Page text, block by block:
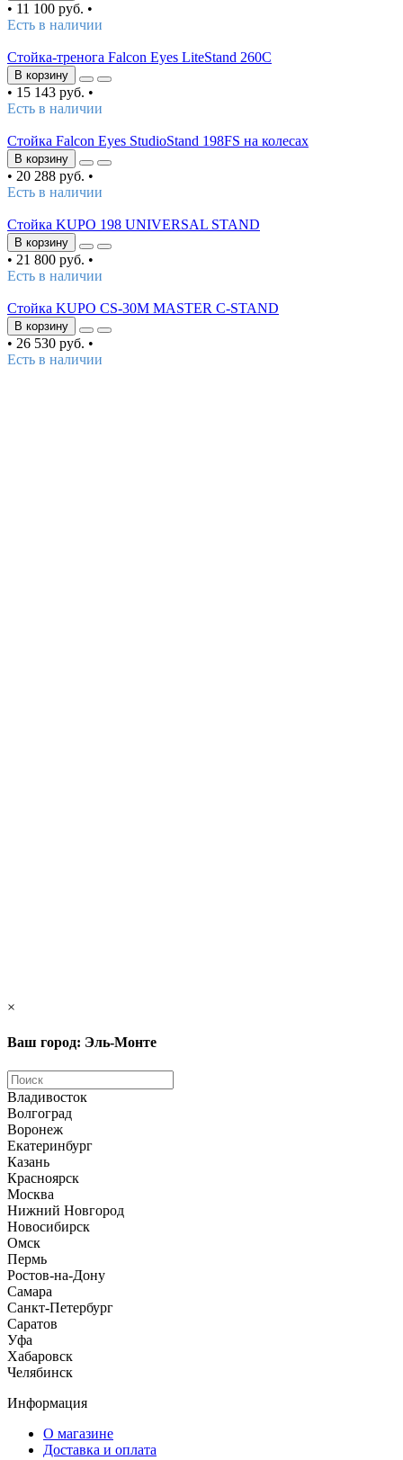
• 11 100 руб. •
Есть в наличии
Стойка-тренога Falcon Eyes LiteStand 260C
В корзину
• 15 143 руб. •
Есть в наличии
Стойка Falcon Eyes StudioStand 198FS на колесах
В корзину
• 20 288 руб. •
Есть в наличии
Стойка KUPO 198 UNIVERSAL STAND
В корзину
• 21 800 руб. •
Есть в наличии
Стойка KUPO CS-30M MASTER C-STAND
В корзину
• 26 530 руб. •
Есть в наличии
×
Ваш город: Эль-Монте
Владивосток
Волгоград
Воронеж
Екатеринбург
Казань
Красноярск
Москва
Нижний Новгород
Новосибирск
Омск
Пермь
Ростов-на-Дону
Самара
Санкт-Петербург
Саратов
Уфа
Хабаровск
Челябинск
Информация
О магазине
Доставка и оплата